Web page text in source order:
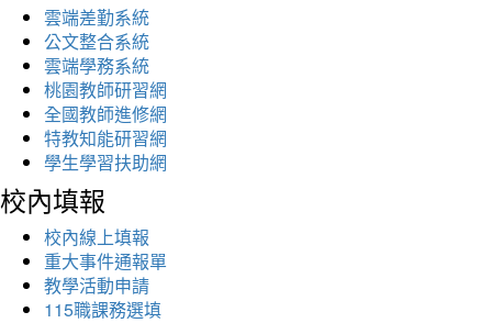
雲端差勤系統
公文整合系統
雲端學務系統
桃園教師研習網
全國教師進修網
特教知能研習網
學生學習扶助網
校內填報
校內線上填報
重大事件通報單
教學活動申請
115職課務選填